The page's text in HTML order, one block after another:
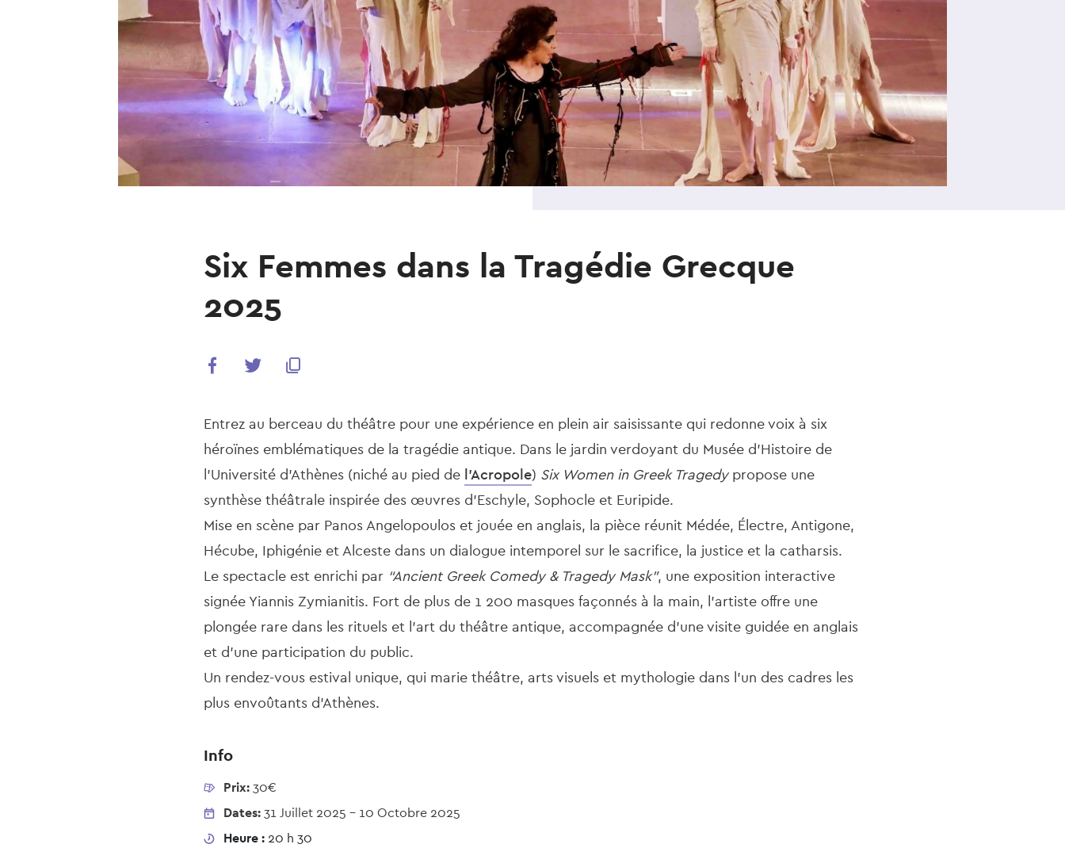
Six Femmes dans la Tragédie Grecque
2025
Entrez au berceau du théâtre pour une expérience en plein air saisissante qui redonne voix à six
héroïnes emblématiques de la tragédie antique. Dans le jardin verdoyant du Musée d’Histoire de
l’Université d’Athènes (niché au pied de l’Acropole) Six Women in Greek Tragedypropose une
synthèse théâtrale inspirée des œuvres d’Eschyle, Sophocle et Euripide.
Mise en scène par Panos Angelopoulos et jouée en anglais, la pièce réunit Médée, Électre, Antigone,
Hécube, Iphigénie et Alceste dans un dialogue intemporel sur le sacrifice, la justice et la catharsis.
Le spectacle est enrichi par “Ancient Greek Comedy & Tragedy Mask”, une exposition interactive
signée Yiannis Zymianitis. Fort de plus de 1 200 masques façonnés à la main, l’artiste offre une
plongée rare dans les rituels et l’art du théâtre antique, accompagnée d’une visite guidée en anglais
et d’une participation du public.
Un rendez-vous estival unique, qui marie théâtre, arts visuels et mythologie dans l’un des cadres les
plus envoûtants d’Athènes.
Info
Prix:30€
Dates:31 Juillet 2025 - 10 Octobre 2025
Heure : 20 h 30